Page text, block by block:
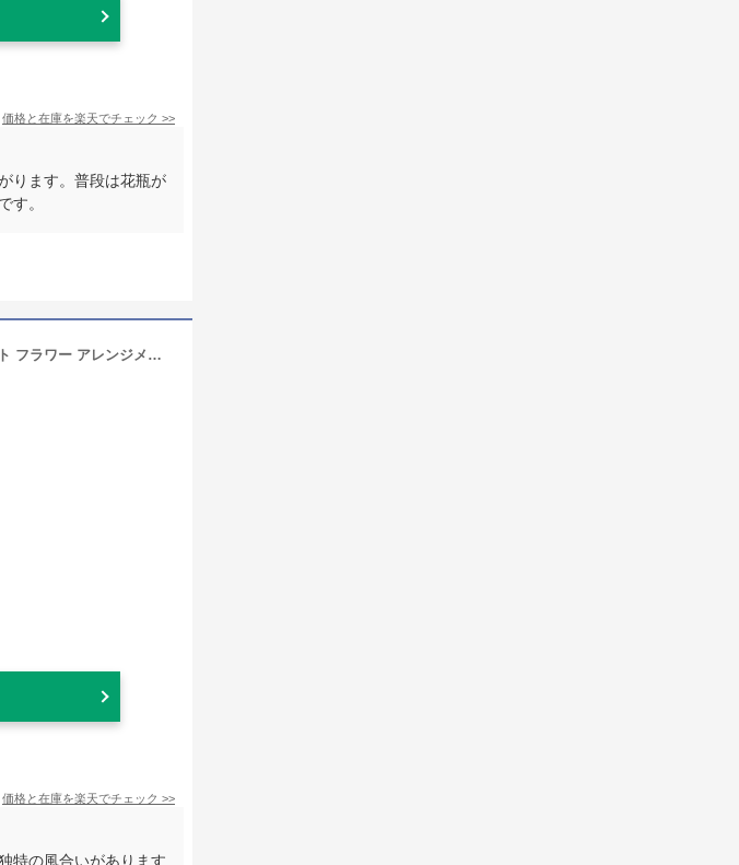
価格と在庫を楽天でチェック >>
ります。普段は花瓶が
す。
一輪挿し 和モダン おしゃれ 日本製 花びん 花瓶 陶器 焼き物 焼物 和風 ギフト フラワー アレンジメント 白 ホワイト 花 信楽焼 花器 花入れ インテリア 贈り物 プレゼント 開店祝い 母の日【お買得品】信楽焼 風水白色ボール花入(木台付き)《代引不可商品》
価格と在庫を楽天でチェック >>
特の風合いがあります